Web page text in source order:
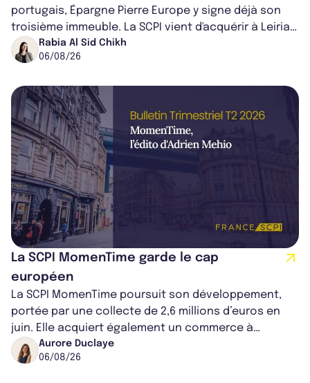
portugais, Épargne Pierre Europe y signe déjà son
troisième immeuble. La SCPI vient d'acquérir à Leiria,
dans le centre du pays, un établis...
Rabia Al Sid Chikh
06/08/26
La SCPI MomenTime garde le cap
européen
La SCPI MomenTime poursuit son développement,
portée par une collecte de 2,6 millions d’euros en
juin. Elle acquiert également un commerce à
Worcester, place une plateforme logisti...
Aurore Duclaye
06/08/26